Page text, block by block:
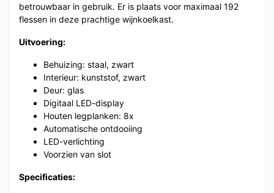
betrouwbaar in gebruik. Er is plaats voor maximaal 192
flessen in deze prachtige wijnkoelkast.
Uitvoering:
Behuizing: staal, zwart
Interieur: kunststof, zwart
Deur: glas
Digitaal LED-display
Houten legplanken: 8x
Automatische ontdooiing
LED-verlichting
Voorzien van slot
Specificaties: